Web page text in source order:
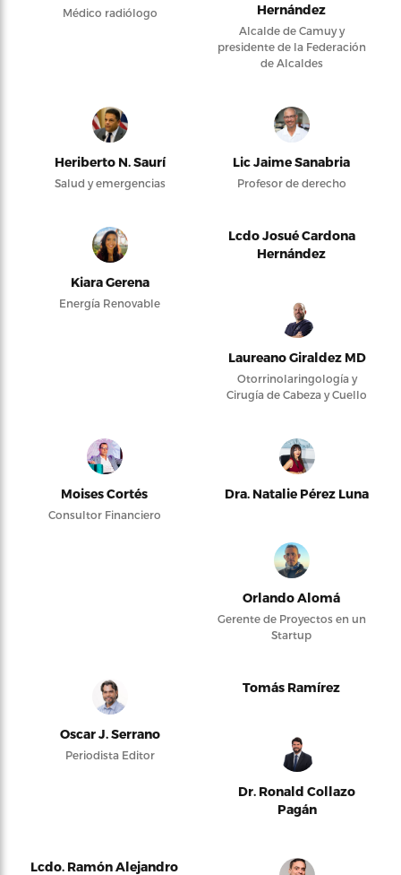
Médico radiólogo
Hernández
Alcalde de Camuy y
presidente de la Federación
de Alcaldes
Heriberto N. Saurí
Salud y emergencias
Lic Jaime Sanabria
Profesor de derecho
Kiara Gerena
Energía Renovable
Lcdo Josué Cardona
Hernández
Laureano Giraldez MD
Otorrinolaringología y
Cirugía de Cabeza y Cuello
Moises Cortés
Consultor Financiero
Dra. Natalie Pérez Luna
Orlando Alomá
Gerente de Proyectos en un
Startup
Oscar J. Serrano
Periodista Editor
Tomás Ramírez
Dr. Ronald Collazo
Pagán
Lcdo. Ramón Alejandro